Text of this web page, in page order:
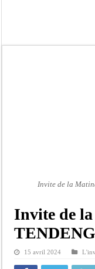
Invite de la
Invite de
15 avril 2024